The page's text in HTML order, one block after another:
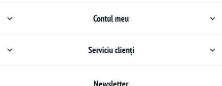
Contul meu
Serviciu clienți